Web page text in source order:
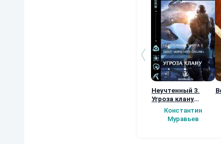
Неучтенный 3.
Угроза клану
(Альтернативное
продолжение)
Константин
Муравьев